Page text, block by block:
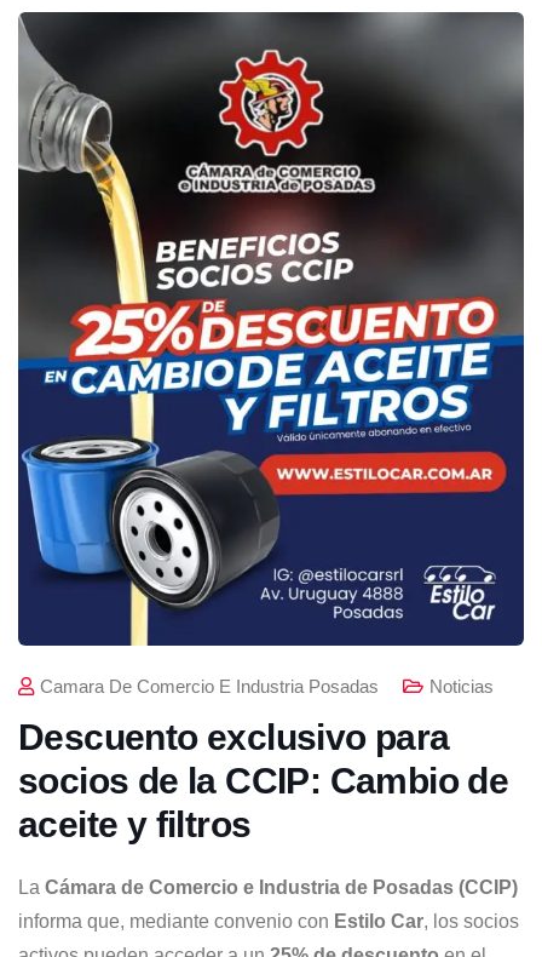
Camara De Comercio E Industria Posadas Noticias
Descuento exclusivo para
socios de la CCIP: Cambio de
aceite y filtros
La Cámara de Comercio e Industria de Posadas (CCIP)
informa que, mediante convenio con Estilo Car, los socios